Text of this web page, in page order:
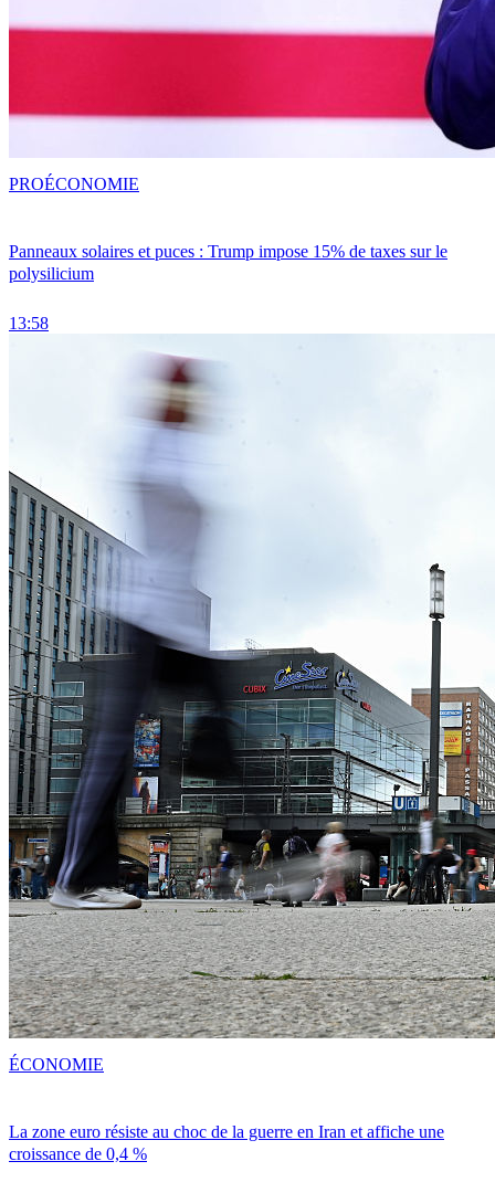
Panneaux solaires et puces : Trump impose 15% de taxes sur le
polysilicium
13:58
PROÉCONOMIE
La zone euro résiste au choc de la guerre en Iran et affiche une
croissance de 0,4 %
ÉCONOMIE